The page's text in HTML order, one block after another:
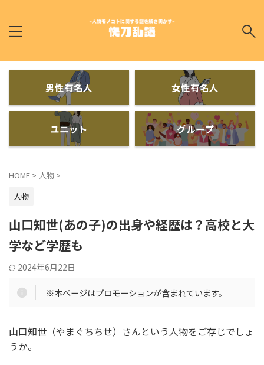
男性有名人 女性有名人
ユニット グループ
HOME > 人物 >
人物
山口知世(あの子)の出身や経歴は？高校と大
学など学歴も
2024年6月22日
※本ページはプロモーションが含まれています。
山口知世（やまぐちちせ）さんという人物をご存じでしょ
うか。